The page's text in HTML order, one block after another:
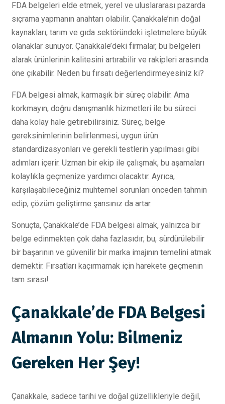
FDA belgeleri elde etmek, yerel ve uluslararası pazarda
sıçrama yapmanın anahtarı olabilir. Çanakkale’nin doğal
kaynakları, tarım ve gıda sektöründeki işletmelere büyük
olanaklar sunuyor. Çanakkale’deki firmalar, bu belgeleri
alarak ürünlerinin kalitesini artırabilir ve rakipleri arasında
öne çıkabilir. Neden bu fırsatı değerlendirmeyesiniz ki?
FDA belgesi almak, karmaşık bir süreç olabilir. Ama
korkmayın, doğru danışmanlık hizmetleri ile bu süreci
daha kolay hale getirebilirsiniz. Süreç, belge
gereksinimlerinin belirlenmesi, uygun ürün
standardizasyonları ve gerekli testlerin yapılması gibi
adımları içerir. Uzman bir ekip ile çalışmak, bu aşamaları
kolaylıkla geçmenize yardımcı olacaktır. Ayrıca,
karşılaşabileceğiniz muhtemel sorunları önceden tahmin
edip, çözüm geliştirme şansınız da artar.
Sonuçta, Çanakkale’de FDA belgesi almak, yalnızca bir
belge edinmekten çok daha fazlasıdır; bu, sürdürülebilir
bir başarının ve güvenilir bir marka imajının temelini atmak
demektir. Fırsatları kaçırmamak için harekete geçmenin
tam sırası!
Çanakkale’de FDA Belgesi
Almanın Yolu: Bilmeniz
Gereken Her Şey!
Çanakkale, sadece tarihi ve doğal güzellikleriyle değil,